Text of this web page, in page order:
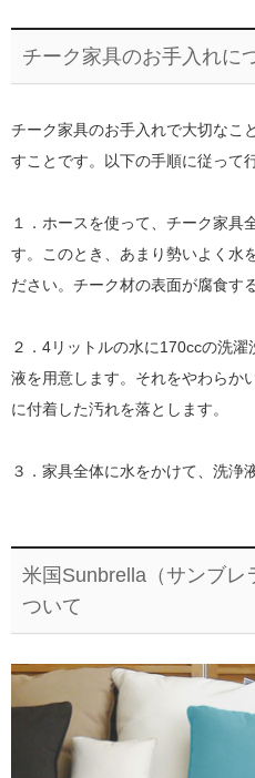
チーク家具のお手入れに
チーク家具のお手入れで大切なこ
すことです。以下の手順に従って
１．ホースを使って、チーク家具
す。このとき、あまり勢いよく水
ださい。チーク材の表面が腐食す
２．4リットルの水に170ccの洗
液を用意します。それをやわらか
に付着した汚れを落とします。
３．家具全体に水をかけて、洗浄
米国Sunbrella（サンブレ
ついて